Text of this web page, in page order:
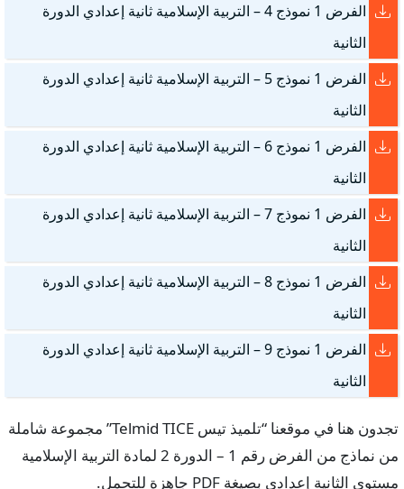
الفرض 1 نموذج 4 – التربية الإسلامية ثانية إعدادي الدورة
الثانية
الفرض 1 نموذج 5 – التربية الإسلامية ثانية إعدادي الدورة
الثانية
الفرض 1 نموذج 6 – التربية الإسلامية ثانية إعدادي الدورة
الثانية
الفرض 1 نموذج 7 – التربية الإسلامية ثانية إعدادي الدورة
الثانية
الفرض 1 نموذج 8 – التربية الإسلامية ثانية إعدادي الدورة
الثانية
الفرض 1 نموذج 9 – التربية الإسلامية ثانية إعدادي الدورة
الثانية
تجدون هنا في موقعنا “تلميذ تيس Telmid TICE” مجموعة شاملة
من نماذج من الفرض رقم 1 – الدورة 2 لمادة التربية الإسلامية
مستوى الثانية إعدادي بصيغة PDF جاهزة للتحمل.